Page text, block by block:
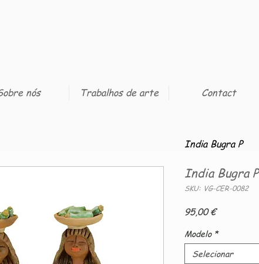
nós Trabalhos de arte Contact
India Bugra P
India Bugra P
SKU: VG-CER-0082
95,00 €Preço
Modelo *
Selecionar